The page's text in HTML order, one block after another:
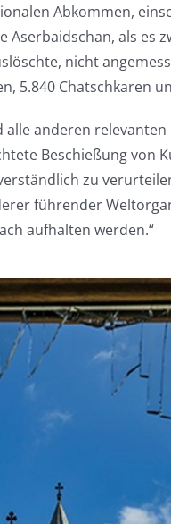
Abkommen,
Aserbaidschan, als es
nicht
5.840 Chatschkaren
alle anderen
Beschießung
zu
führender
aufhalten werden.“